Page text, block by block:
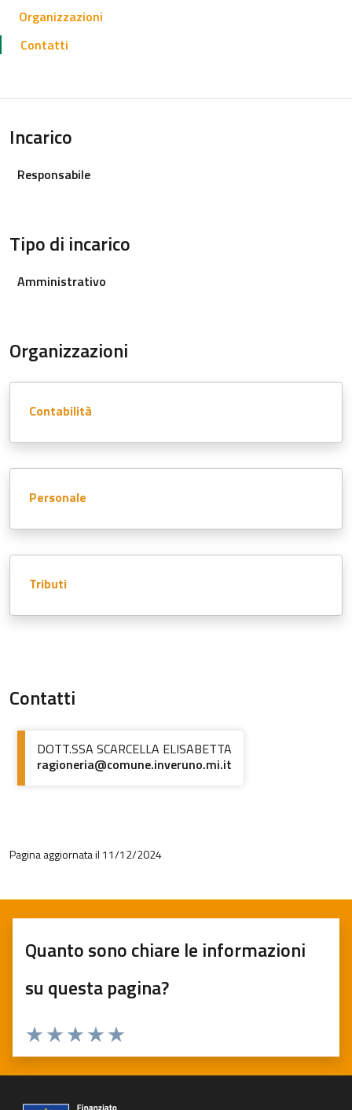
Organizzazioni
Contatti
Incarico
Responsabile
Tipo di incarico
Amministrativo
Organizzazioni
Contabilità
Personale
Tributi
Contatti
DOTT.SSA SCARCELLA ELISABETTA
ragioneria@comune.inveruno.mi.it
Pagina aggiornata il 11/12/2024
Quanto sono chiare le informazioni
su questa pagina?
Valuta 5 stelle su 5
Valuta 4 stelle su 5
Valuta 3 stelle su 5
Valuta 2 stelle su 5
Valuta 1 stelle su 5